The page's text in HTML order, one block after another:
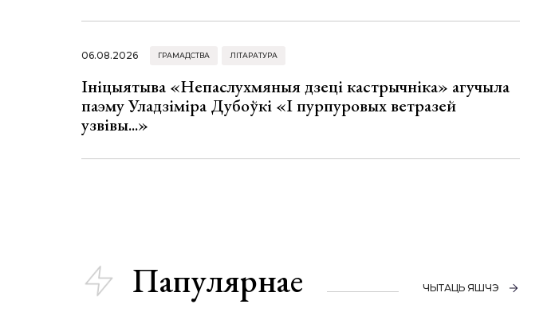
06.08.2026 ГРАМАДСТВА ЛІТАРАТУРА
Ініцыятыва «Непаслухмяныя дзеці кастрычніка» агучыла
паэму Уладзіміра Дубоўкі «І пурпуровых ветразей
узвівы...»
Папулярнае ЧЫТАЦЬ ЯШЧЭ